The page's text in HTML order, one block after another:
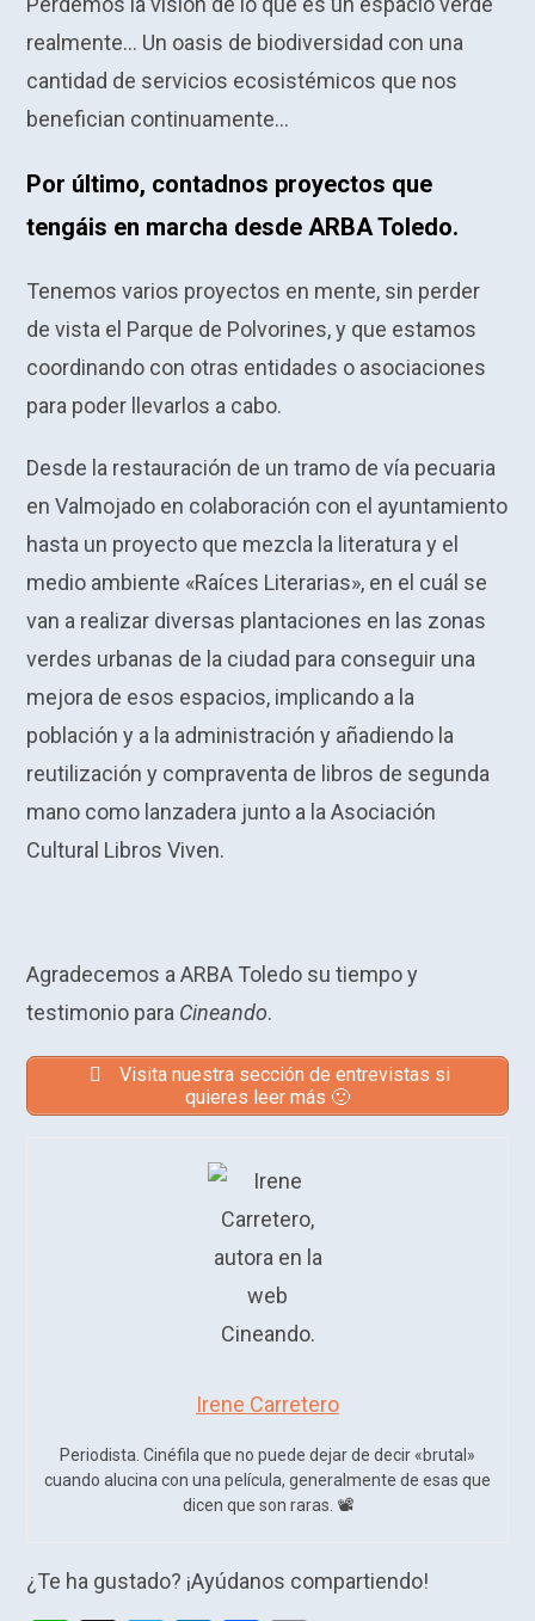
realmente… Un oasis de biodiversidad con una
cantidad de servicios ecosistémicos que nos
benefician continuamente…
Por último, contadnos proyectos que
tengáis en marcha desde ARBA Toledo.
Tenemos varios proyectos en mente, sin perder
de vista el Parque de Polvorines, y que estamos
coordinando con otras entidades o asociaciones
para poder llevarlos a cabo.
Desde la restauración de un tramo de vía pecuaria
en Valmojado en colaboración con el ayuntamiento
hasta un proyecto que mezcla la literatura y el
medio ambiente «Raíces Literarias», en el cuál se
van a realizar diversas plantaciones en las zonas
verdes urbanas de la ciudad para conseguir una
mejora de esos espacios, implicando a la
población y a la administración y añadiendo la
reutilización y compraventa de libros de segunda
mano como lanzadera junto a la Asociación
Cultural Libros Viven.
Agradecemos a ARBA Toledo su tiempo y
testimonio para Cineando.
Visita nuestra sección de entrevistas si
quieres leer más 🙂
Irene Carretero
Periodista. Cinéfila que no puede dejar de decir «brutal»
cuando alucina con una película, generalmente de esas que
dicen que son raras. 📽️​
¿Te ha gustado? ¡Ayúdanos compartiendo!